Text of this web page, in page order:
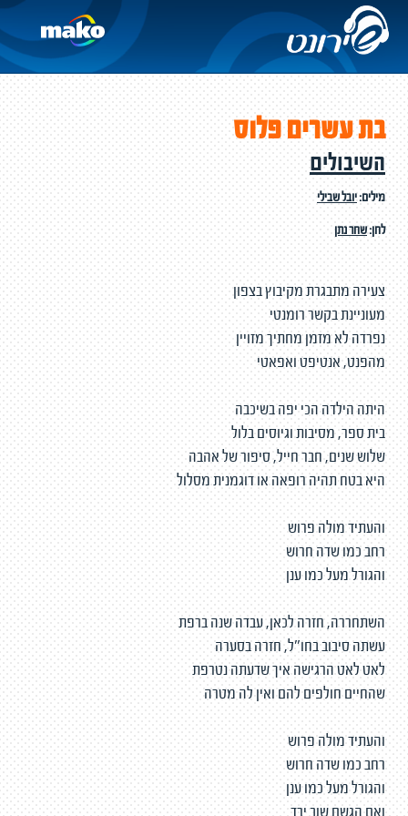
בת עשרים פלוס
השיבולים
מילים:יובל שבילי
לחן:שחר נתן
צעירה מתבגרת מקיבוץ בצפון
מעוניינת בקשר רומנטי
נפרדה לא מזמן מחתיך מזויין
מהפנט, אנטיפט ואפאטי
היתה הילדה הכי יפה בשיכבה
בית ספר, מסיבות וגיוסים בלול
שלוש שנים, חבר חייל, סיפור של אהבה
היא בטח תהיה רופאה או דוגמנית מסלול
והעתיד מולה פרוש
רחב כמו שדה חרוש
והגורל מעל כמו ענן
השתחררה, חזרה לכאן, עבדה שנה ברפת
עשתה סיבוב בחו"ל, חזרה בסערה
לאט לאט הרגישה איך שדעתה נטרפת
שהחיים חולפים להם ואין לה מטרה
והעתיד מולה פרוש
רחב כמו שדה חרוש
והגורל מעל כמו ענן